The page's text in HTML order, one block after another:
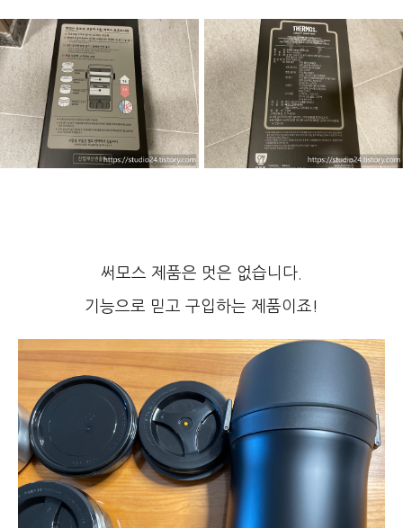
써모스 제품은 멋은 없습니다.
기능으로 믿고 구입하는 제품이죠!